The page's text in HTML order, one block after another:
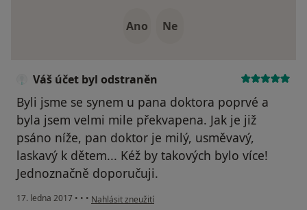
Ano Ne
Váš účet byl odstraněn
Byli jsme se synem u pana doktora poprvé a
byla jsem velmi mile překvapena. Jak je již
psáno níže, pan doktor je milý, usměvavý,
laskavý k dětem... Kéž by takových bylo více!
Jednoznačně doporučuji.
17. ledna 2017 • • • podle názoru uživatele Váš účet byl odstraněn
Nahlásit zneužití